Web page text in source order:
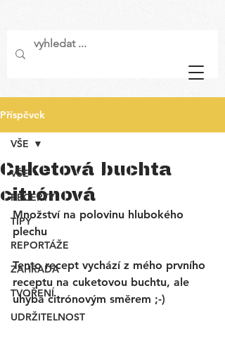
Příspěvek
VŠE
RECEPTY
TIPY
REPORTÁŽE
ZAHRADA
TVOŘENÍ
UDRŽITELNOST
VŠE
Cuketová buchta
citrónová
Množství na polovinu hlubokého
plechu
Tento recept vychází z mého prvního
receptu na cuketovou buchtu, ale
uhýbá citrónovým směrem ;-)